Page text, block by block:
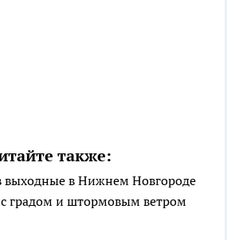
также:
выходные в Нижнем Новгороде
градом и штормовым ветром